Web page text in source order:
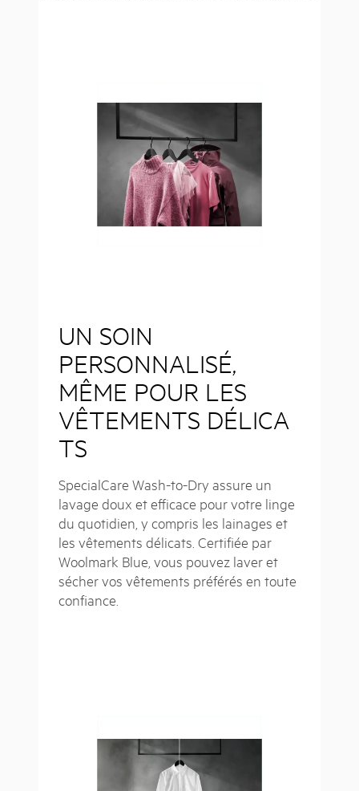
UN SOIN
PERSONNALISÉ,
MÊME POUR LES
VÊTEMENTS DÉLICA
TS
SpecialCare Wash-to-Dry assure un
lavage doux et efficace pour votre linge
du quotidien, y compris les lainages et
les vêtements délicats. Certifiée par
Woolmark Blue, vous pouvez laver et
sécher vos vêtements préférés en toute
confiance.